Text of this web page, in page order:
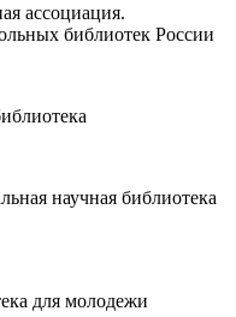
ассоциация.
библиотек России
научная библиотека
для молодежи